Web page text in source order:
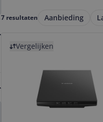
7 resultaten Aanbieding
Vergelijken